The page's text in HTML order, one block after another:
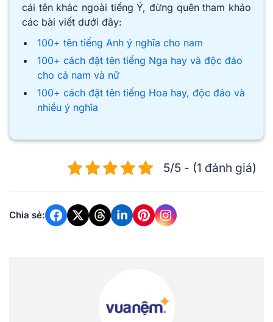
cái tên khác ngoài tiếng Ý, đừng quên tham khảo
các bài viết dưới đây:
100+ tên tiếng Anh ý nghĩa cho nam
100+ cách đặt tên tiếng Nga hay và độc đáo
cho cả nam và nữ
100+ cách đặt tên tiếng Hoa hay, độc đáo và
nhiều ý nghĩa
5/5 - (1 đánh giá)
Chia sẻ: